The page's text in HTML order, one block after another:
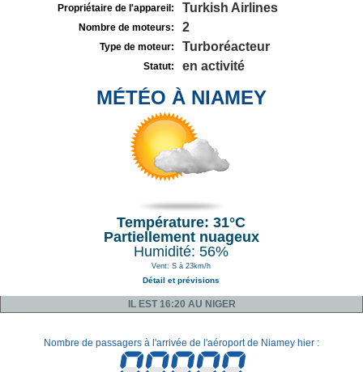
Propriétaire de l'appareil: Turkish Airlines
Nombre de moteurs: 2
Type de moteur: Turboréacteur
Statut: en activité
MÉTÉO À NIAMEY
Température: 31°C
Partiellement nuageux
Humidité: 56%
Vent: S à 23km/h
Détail et prévisions
IL EST 16:20 AU NIGER
Nombre de passagers à l'arrivée de l'aéroport de Niamey hier :